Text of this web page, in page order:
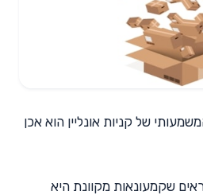
של קניות אונליין הוא אכן
שקמעונאות מקוונת היא